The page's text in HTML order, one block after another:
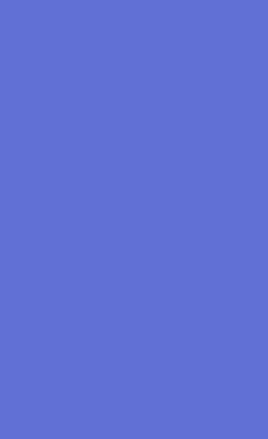
Sabtu